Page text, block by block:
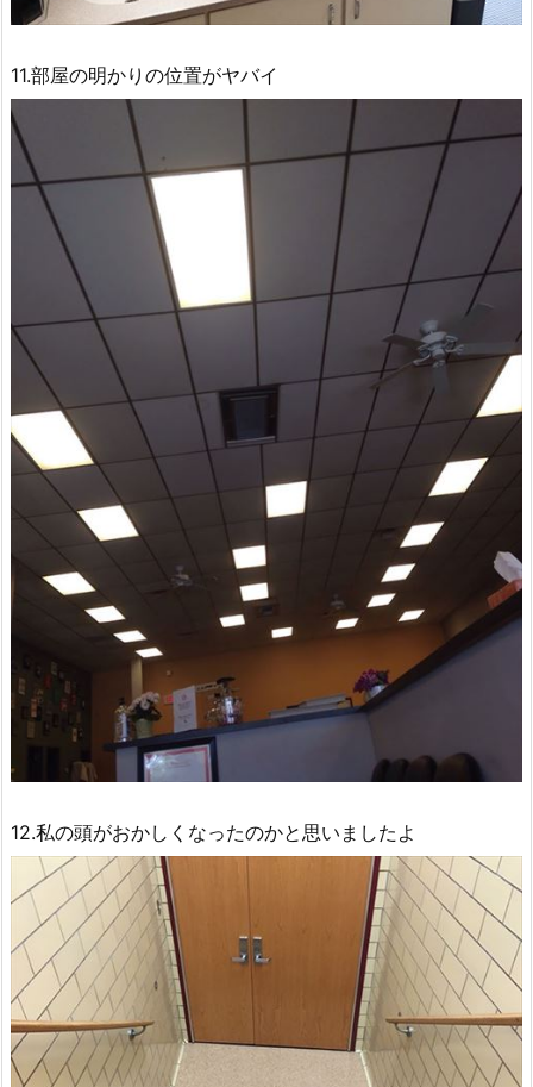
11.部屋の明かりの位置がヤバイ
12.私の頭がおかしくなったのかと思いましたよ